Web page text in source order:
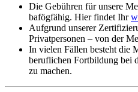
Die Gebühren für unsere
bafögfähig. Hier findet Ihr
Aufgrund unserer
Privatpersonen – von der
In vielen Fällen besteht die
beruflichen Fortbildung bei
zu machen.